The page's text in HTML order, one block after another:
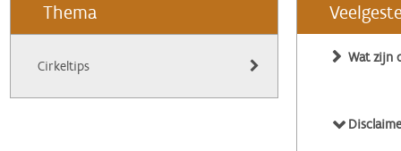
Thema
Cirkeltips
Wat zijn